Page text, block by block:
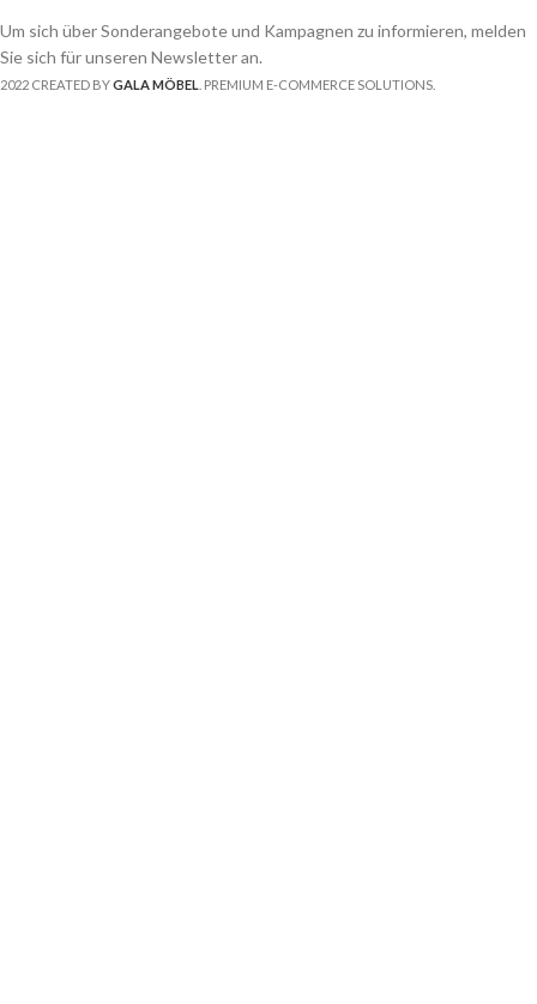
Um sich über Sonderangebote und Kampagnen zu informieren, melden
Sie sich für unseren Newsletter an.
2022 CREATED BYGALA MÖBEL . PREMIUM E-COMMERCE SOLUTIONS.